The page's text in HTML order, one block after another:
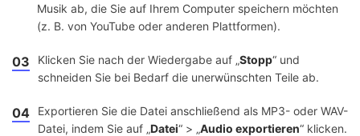
Musik ab, die Sie auf Ihrem Computer speichern möchten
(z. B. von YouTube oder anderen Plattformen).
03 Klicken Sie nach der Wiedergabe auf „Stopp“ und
schneiden Sie bei Bedarf die unerwünschten Teile ab.
04
Exportieren Sie die Datei anschließend als MP3- oder WAV-
Datei, indem Sie auf „Datei“ > „Audio exportieren“ klicken.